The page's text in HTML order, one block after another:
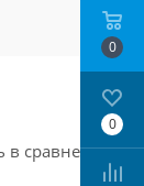
в сравнения
0
0